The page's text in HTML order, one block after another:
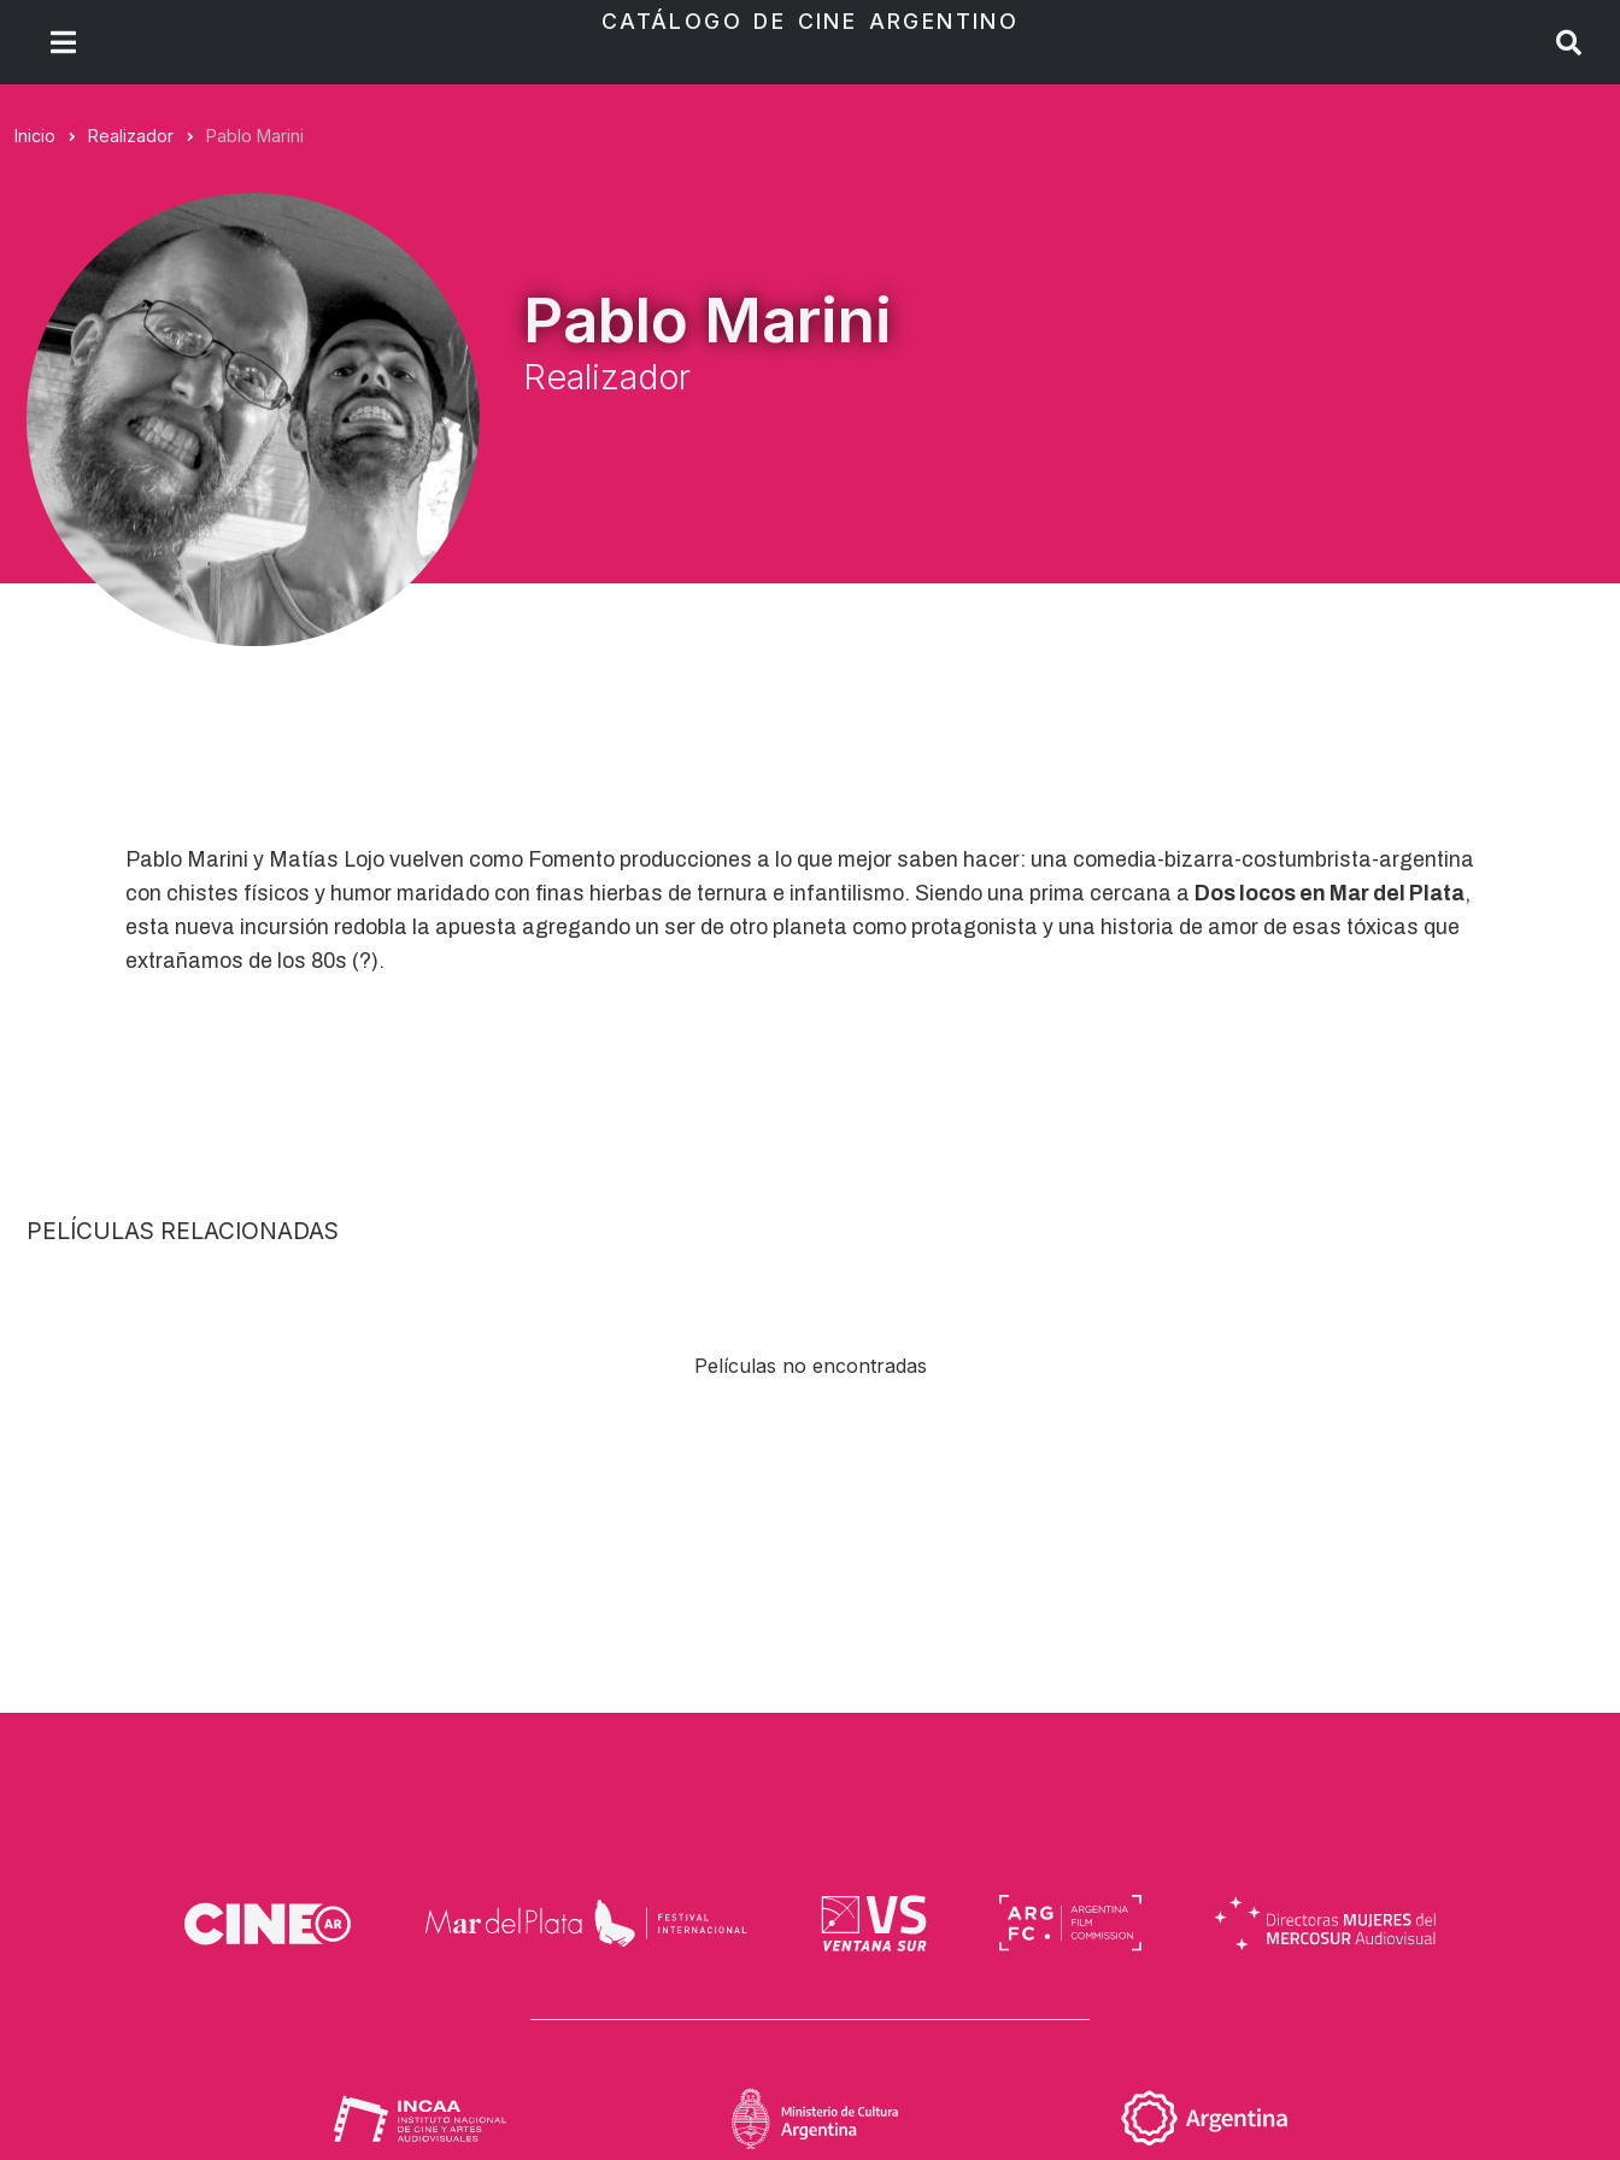
CATÁLOGO DE CINE ARGENTINO
Inicio Realizador Pablo Marini
Pablo Marini
Realizador
Pablo Marini y Matías Lojo vuelven como Fomento producciones a lo que mejor saben hacer: una comedia-bizarra-costumbrista-argentina
con chistes físicos y humor maridado con finas hierbas de ternura e infantilismo. Siendo una prima cercana a Dos locos en Mar del Plata,
esta nueva incursión redobla la apuesta agregando un ser de otro planeta como protagonista y una historia de amor de esas tóxicas que
extrañamos de los 80s (?).
PELÍCULAS RELACIONADAS
Películas no encontradas